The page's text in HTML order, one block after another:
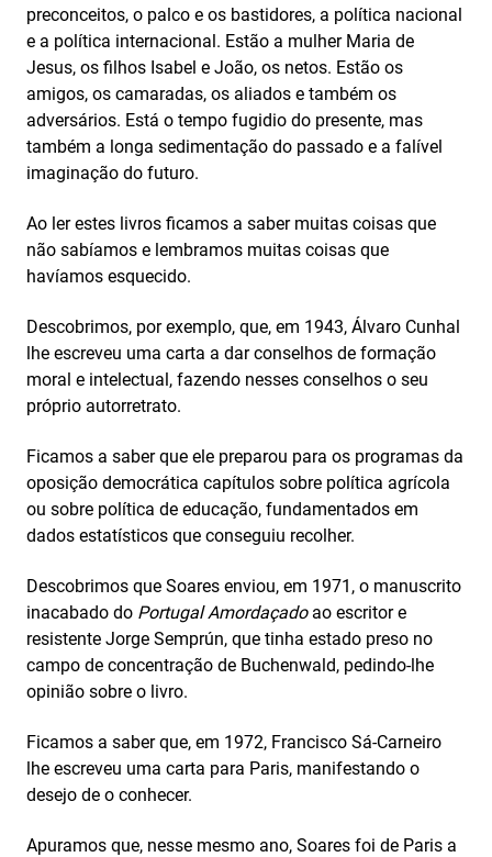
preconceitos, o palco e os bastidores, a política nacional
e a política internacional. Estão a mulher Maria de
Jesus, os filhos Isabel e João, os netos. Estão os
amigos, os camaradas, os aliados e também os
adversários. Está o tempo fugidio do presente, mas
também a longa sedimentação do passado e a falível
imaginação do futuro.
Ao ler estes livros ficamos a saber muitas coisas que
não sabíamos e lembramos muitas coisas que
havíamos esquecido.
Descobrimos, por exemplo, que, em 1943, Álvaro Cunhal
lhe escreveu uma carta a dar conselhos de formação
moral e intelectual, fazendo nesses conselhos o seu
próprio autorretrato.
Ficamos a saber que ele preparou para os programas da
oposição democrática capítulos sobre política agrícola
ou sobre política de educação, fundamentados em
dados estatísticos que conseguiu recolher.
Descobrimos que Soares enviou, em 1971, o manuscrito
inacabado do Portugal Amordaçadoao escritor e
resistente Jorge Semprún, que tinha estado preso no
campo de concentração de Buchenwald, pedindo-lhe
opinião sobre o livro.
Ficamos a saber que, em 1972, Francisco Sá-Carneiro
lhe escreveu uma carta para Paris, manifestando o
desejo de o conhecer.
Apuramos que, nesse mesmo ano, Soares foi de Paris a